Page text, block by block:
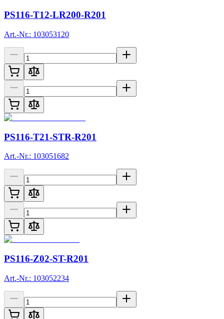
PS116-T12-LR200-R201
Art.-Nr.: 103053120
PS116-T21-STR-R201
Art.-Nr.: 103051682
PS116-Z02-ST-R201
Art.-Nr.: 103052234